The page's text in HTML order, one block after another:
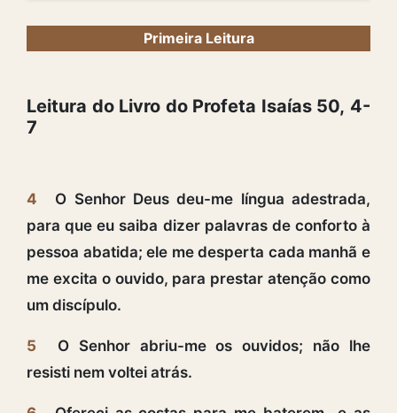
Primeira Leitura
Leitura do Livro do Profeta Isaías 50, 4-
7
4
O Senhor Deus deu-me língua adestrada,
para que eu saiba dizer palavras de conforto à
pessoa abatida; ele me desperta cada manhã e
me excita o ouvido, para prestar atenção como
um discípulo.
5
O Senhor abriu-me os ouvidos; não lhe
resisti nem voltei atrás.